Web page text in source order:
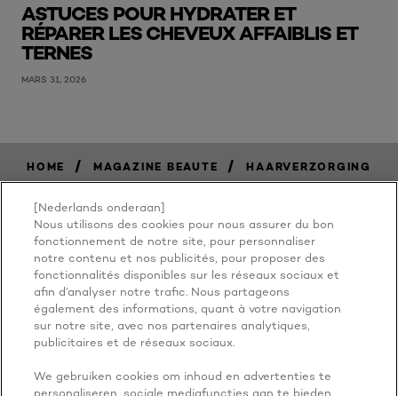
ASTUCES POUR HYDRATER ET
RÉPARER LES CHEVEUX AFFAIBLIS ET
TERNES
MARS 31, 2026
HOME / MAGAZINE BEAUTE / HAARVERZORGING
BECAUSE
YOU'RE
WORTH IT
[Nederlands onderaan]
Nous utilisons des cookies pour nous assurer du bon
fonctionnement de notre site, pour personnaliser
notre contenu et nos publicités, pour proposer des
fonctionnalités disponibles sur les réseaux sociaux et
afin d’analyser notre trafic. Nous partageons
également des informations, quant à votre navigation
sur notre site, avec nos partenaires analytiques,
publicitaires et de réseaux sociaux.
We gebruiken cookies om inhoud en advertenties te
personaliseren, sociale mediafuncties aan te bieden